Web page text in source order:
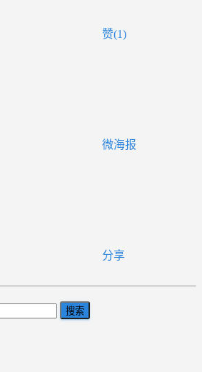
赞(1)
微海报
分享